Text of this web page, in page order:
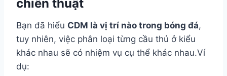
chiến thuật
Bạn đã hiểu CDM là vị trí nào trong bóng đá,
tuy nhiên, việc phân loại từng cầu thủ ở kiểu
khác nhau sẽ có nhiệm vụ cụ thể khác nhau.Ví
dụ: